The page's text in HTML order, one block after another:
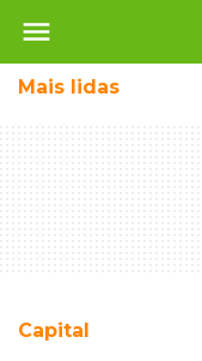
menu
Mais lidas
Capital